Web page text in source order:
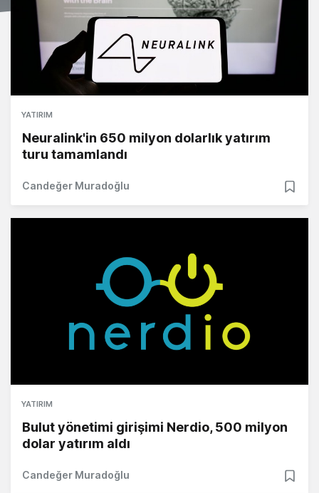
YATIRIM
Neuralink'in 650 milyon dolarlık yatırım
turu tamamlandı
Candeğer Muradoğlu
YATIRIM
Bulut yönetimi girişimi Nerdio, 500 milyon
dolar yatırım aldı
Candeğer Muradoğlu